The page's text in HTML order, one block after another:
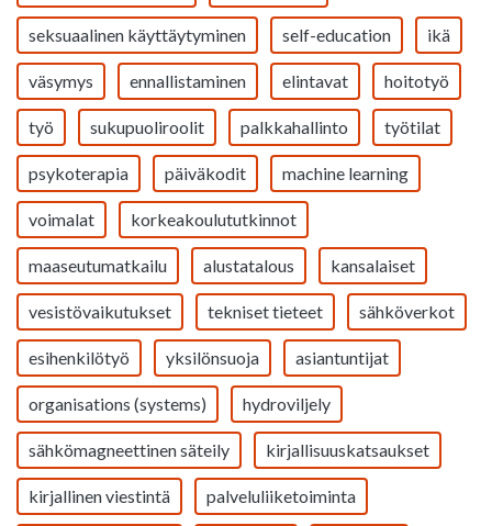
seksuaalinen käyttäytyminen self-education ikä
väsymys ennallistaminen elintavat hoitotyö
työ sukupuoliroolit palkkahallinto työtilat
psykoterapia päiväkodit machine learning
voimalat korkeakoulututkinnot
maaseutumatkailu alustatalous kansalaiset
vesistövaikutukset tekniset tieteet sähköverkot
esihenkilötyö yksilönsuoja asiantuntijat
organisations (systems) hydroviljely
sähkömagneettinen säteily kirjallisuuskatsaukset
kirjallinen viestintä palveluliiketoiminta